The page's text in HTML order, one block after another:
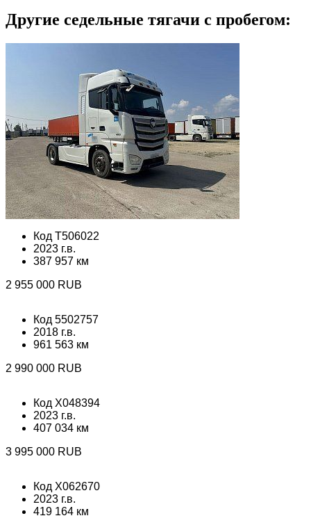
Другие седельные тягачи с пробегом:
Код T506022
2023 г.в.
387 957 км
2 955 000 RUB
Код 5502757
2018 г.в.
961 563 км
2 990 000 RUB
Код X048394
2023 г.в.
407 034 км
3 995 000 RUB
Код X062670
2023 г.в.
419 164 км